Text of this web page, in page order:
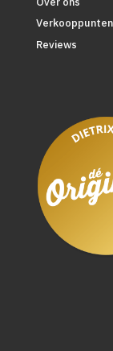
Reviews